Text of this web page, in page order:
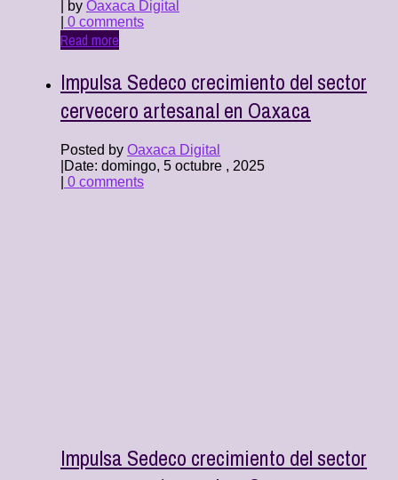
| by Oaxaca Digital
0 comments
Read more
Impulsa Sedeco crecimiento del sector
cervecero artesanal en Oaxaca
Posted by Oaxaca Digital
Date: domingo, 5 octubre , 2025
0 comments
Impulsa Sedeco crecimiento del sector